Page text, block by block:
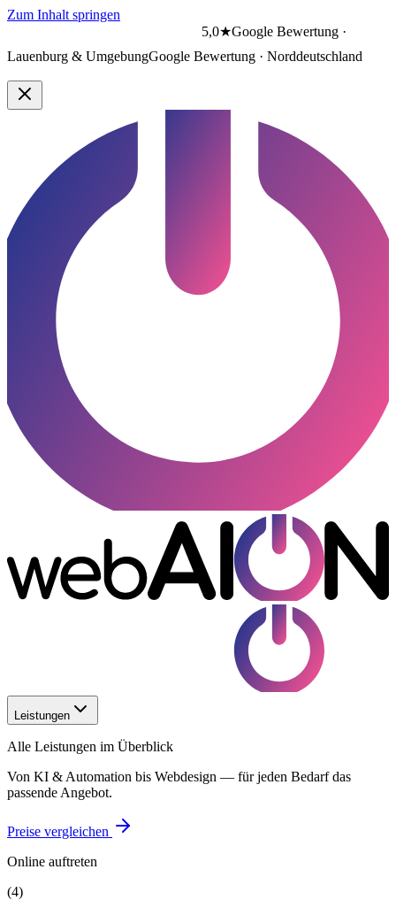
Zum Inhalt springen
5,0★Google Bewertung ·
Lauenburg & UmgebungGoogle Bewertung · Norddeutschland
Leistungen
Alle Leistungen im Überblick
Von KI & Automation bis Webdesign — für jeden Bedarf das
passende Angebot.
Preise vergleichen
Online auftreten
(4)